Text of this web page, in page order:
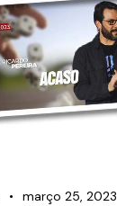
março 25, 2023